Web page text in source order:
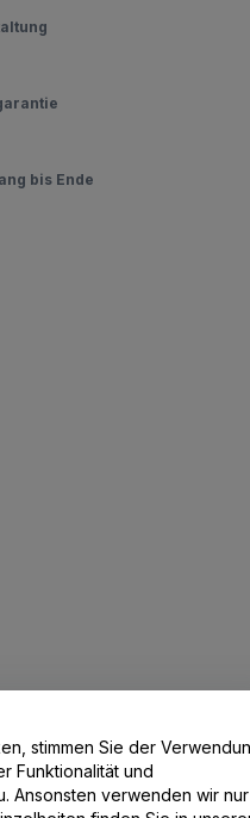
bis Ende
stimmen Sie der
Funktionalität und